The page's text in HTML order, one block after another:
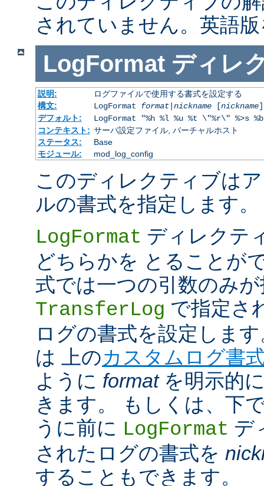
されていません。英語
LogFormat ディレ
説明:
ログファイルで使用する書式を設定する
構文:
LogFormat format| nickname[nickname]
デフォルト:
LogFormat "%h %l %u %t \"%r\" %>s
コンテキスト: サーバ設定ファイル, バーチャルホスト
ステータス:
Base
モジュール:
mod_log_config
このディレクティブは
ルの書式を指定します。
LogFormat ディレクテ
どちらかを とることが
式では一つの引数のみ
TransferLog で指定さ
ログの書式を設定しま
は 上のカスタムログ書
ように formatを明示的
きます。 もしくは、下
うに前に LogFormat デ
されたログの書式を
することもできます。